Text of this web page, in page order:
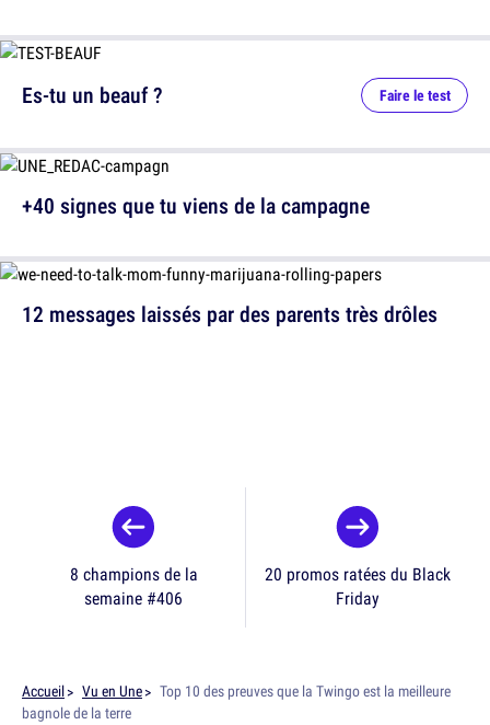
12 messages laissés par des parents très drôles
Es-tu un beauf ? Faire le test
+40 signes que tu viens de la campagne
8 champions de la
semaine #406
20 promos ratées du Black
Friday
Accueil Vu en Une
Top 10 des preuves que la Twingo est la meilleure
bagnole de la terre